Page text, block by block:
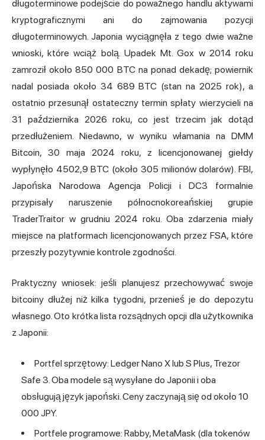
długoterminowe podejście do poważnego handlu aktywami
kryptograficznymi ani do zajmowania pozycji
długoterminowych. Japonia wyciągnęła z tego dwie ważne
wnioski, które wciąż bolą. Upadek Mt. Gox w 2014 roku
zamroził około 850 000 BTC na ponad dekadę; powiernik
nadal posiada około 34 689 BTC (stan na 2025 rok), a
ostatnio przesunął ostateczny termin spłaty wierzycieli na
31 października 2026 roku, co jest trzecim jak dotąd
przedłużeniem. Niedawno, w wyniku włamania na DMM
Bitcoin, 30 maja 2024 roku, z licencjonowanej giełdy
wypłynęło 4502,9 BTC (około 305 milionów dolarów). FBI,
Japońska Narodowa Agencja Policji i DC3 formalnie
przypisały naruszenie północnokoreańskiej grupie
TraderTraitor w grudniu 2024 roku. Oba zdarzenia miały
miejsce na platformach licencjonowanych przez FSA, które
przeszły pozytywnie kontrole zgodności.
Praktyczny wniosek: jeśli planujesz przechowywać swoje
bitcoiny dłużej niż kilka tygodni, przenieś je do depozytu
własnego. Oto krótka lista rozsądnych opcji dla użytkownika
z Japonii:
Portfel sprzętowy: Ledger Nano X lub S Plus, Trezor
Safe 3. Oba modele są wysyłane do Japonii i oba
obsługują język japoński. Ceny zaczynają się od około 10
000 JPY.
Portfele programowe: Rabby, MetaMask (dla tokenów